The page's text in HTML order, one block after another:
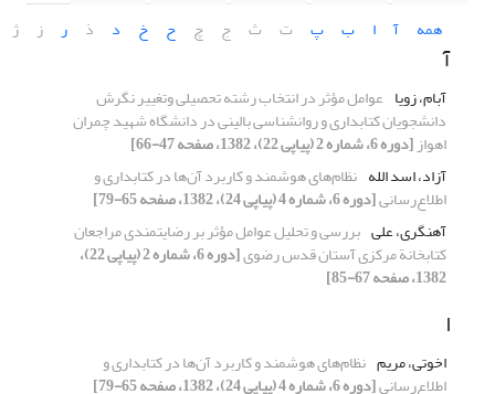
همه
آ ا ب پ ت ث ج چ ح خ د ذ ر ز ژ
آ
آبام، زویا عوامل مؤثر در انتخاب رشته تحصیلی وتغییر نگرش
دانشجویان کتابداری و روانشناسی بالینی در دانشگاه شهید چمران
اهواز[دوره 6، شماره 2 (پیاپی 22)، 1382، صفحه 47-66]
آزاد، اسد الله نظام‌های هوشمند و کاربرد آن‌ها در کتابداری و
اطلاع‌رسانی[دوره 6، شماره 4 (پیاپی 24)، 1382، صفحه 65-79]
آهنگری، علی بررسی و تحلیل عوامل مؤثر بر رضایتمندی مراجعان
کتابخانة مرکزی آستان قدس رضوی [دوره 6، شماره 2 (پیاپی 22)،
1382، صفحه 67-85]
ا
اخوتی، مریم نظام‌های هوشمند و کاربرد آن‌ها در کتابداری و
اطلاع‌رسانی[دوره 6، شماره 4 (پیاپی 24)، 1382، صفحه 65-79]